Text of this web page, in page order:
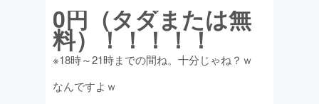
0円（タダまたは無
料）！！！！！
※18時～21時までの間ね。十分じゃね？ｗ
なんですよｗ